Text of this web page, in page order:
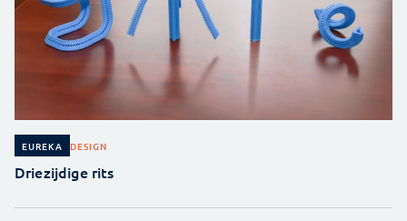
EUREKA DESIGN
Driezijdige rits